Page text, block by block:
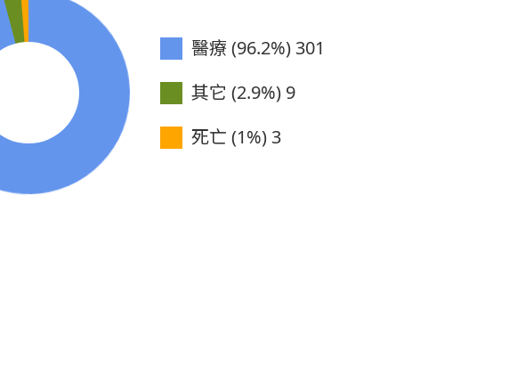
醫療 (96.2%) 301
其它 (2.9%) 9
死亡 (1%) 3